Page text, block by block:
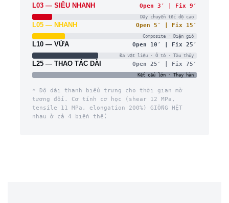
L03 — SIÊU NHANH Open 3′ | Fix 9′
Dây chuyền tốc độ cao
L05 — NHANH Open 5′ | Fix 15′
Composite · Điện gió
L10 — VỪA Open 10′ | Fix 25′
Đa vật liệu · Ô tô · Tàu thủy
L25 — THAO TÁC DÀI Open 25′ | Fix 75′
Kết cấu lớn · Thay hàn
* Độ dài thanh biểu trưng cho thời gian mở
tương đối. Cơ tính cơ học (shear 12 MPa,
tensile 11 MPa, elongation 200%) GIỐNG HỆT
nhau ở cả 4 biến thể.